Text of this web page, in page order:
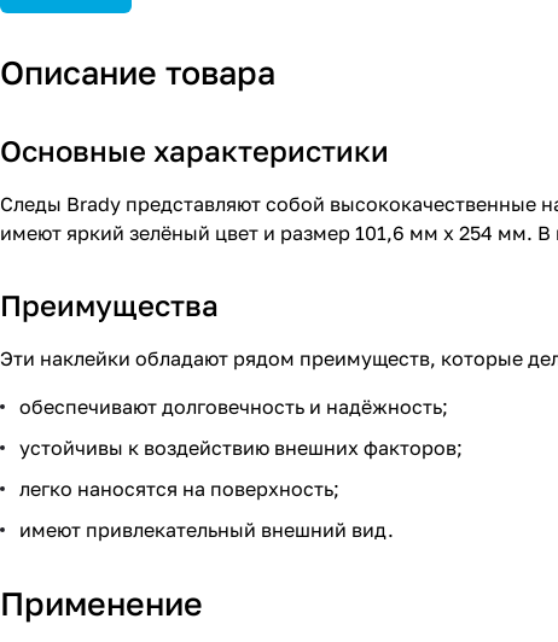
Описание товара
Основные характеристики
Следы Brady представляют собой высококачественные
имеют яркий зелёный цвет и размер 101,6 мм х 254 мм.
Преимущества
Эти наклейки обладают рядом преимуществ, которые
обеспечивают долговечность и надёжность;
устойчивы к воздействию внешних факторов;
легко наносятся на поверхность;
имеют привлекательный внешний вид.
Применение